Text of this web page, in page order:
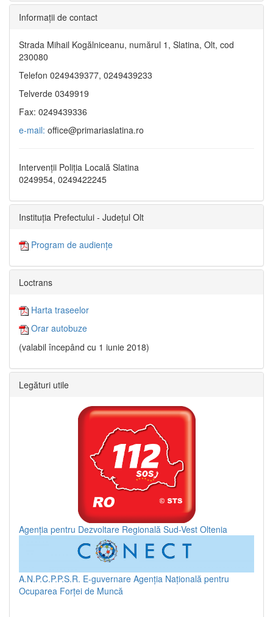
Informaţii de contact
Strada Mihail Kogălniceanu, numărul 1, Slatina, Olt, cod
230080
Telefon 0249439377, 0249439233
Telverde 0349919
Fax: 0249439336
e-mail: office@primariaslatina.ro
Intervenții Poliția Locală Slatina
0249954, 0249422245
Instituția Prefectului - Județul Olt
Program de audiențe
Loctrans
Harta traseelor
Orar autobuze
(valabil începând cu 1 iunie 2018)
Legături utile
Agenția pentru Dezvoltare Regională Sud-Vest Oltenia
A.N.P.C.P.P.S.R. E-guvernare Agenția Națională pentru
Ocuparea Forței de Muncă